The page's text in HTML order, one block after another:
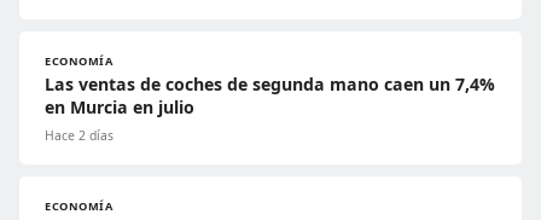
ECONOMÍA
Las ventas de coches de segunda mano caen un 7,4%
en Murcia en julio
Hace 2 días
ECONOMÍA